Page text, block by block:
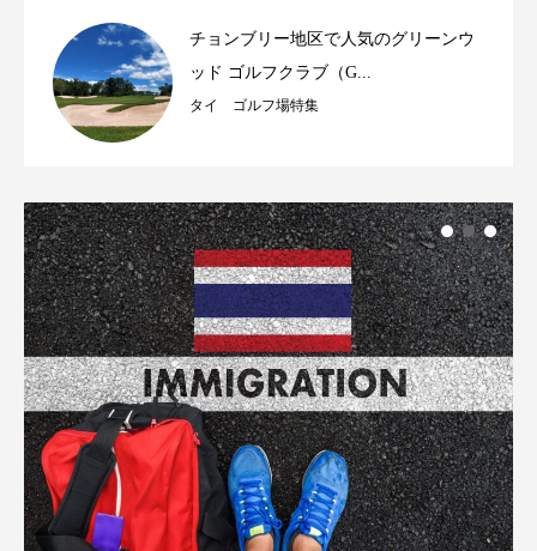
チョンブリー地区で人気のグリーンウ
ッド ゴルフクラブ（G...
タイ ゴルフ場特集